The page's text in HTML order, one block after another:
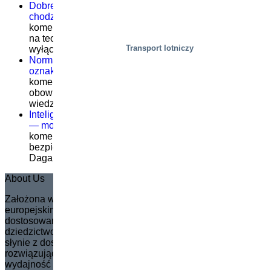
Transport lotniczy
Dobre szkolenie serwisowe nie polega na teorii –
chodzi o to, co dzieje się w terenie
komentowania
na teorii – chodzi o to, co dzieje się w terenie
wyłączona
Norma EN 1570-1:2024 staje się obowiązkowa dla
oznakowania CE – co należy wiedzieć
komentowania
obowiązkowa dla oznakowania CE – co należy
wiedzieć
Inteligentniejsze podnoszenie, bezpieczniejsza praca
— modernizacja logistyki w Dagab
komentowania
bezpieczniejsza praca — modernizacja logistyki w
Dagab
About Us
Założona w 1935 roku w Szwecji firma Marco stała się
europejskim liderem rynkowym w tworzeniu w pełni
dostosowanych nożycowych podnośników. Kontynuując
dziedzictwo swojego założyciela, Svena Marcussona, Marco
słynie z dostarczania innowacyjnych rozwiązań
rozwiązujących problemy, które zwiększają bezpieczeństwo i
wydajność w szerokim zakresie zastosowań. Marka jest